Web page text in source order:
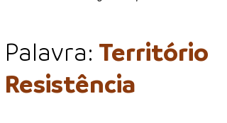
Palavra: Território
Resistência